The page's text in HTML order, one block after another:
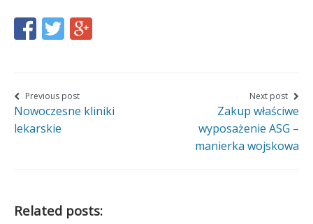
Share
on
Facebook
Share
on
Twitter
Share
on
Google+
Nawigacja
wpisu
Previous post
Nowoczesne kliniki
lekarskie
Next post
Zakup właściwe
wyposażenie ASG –
manierka wojskowa
Related posts: